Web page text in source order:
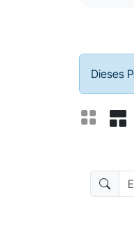
Dieses
Event